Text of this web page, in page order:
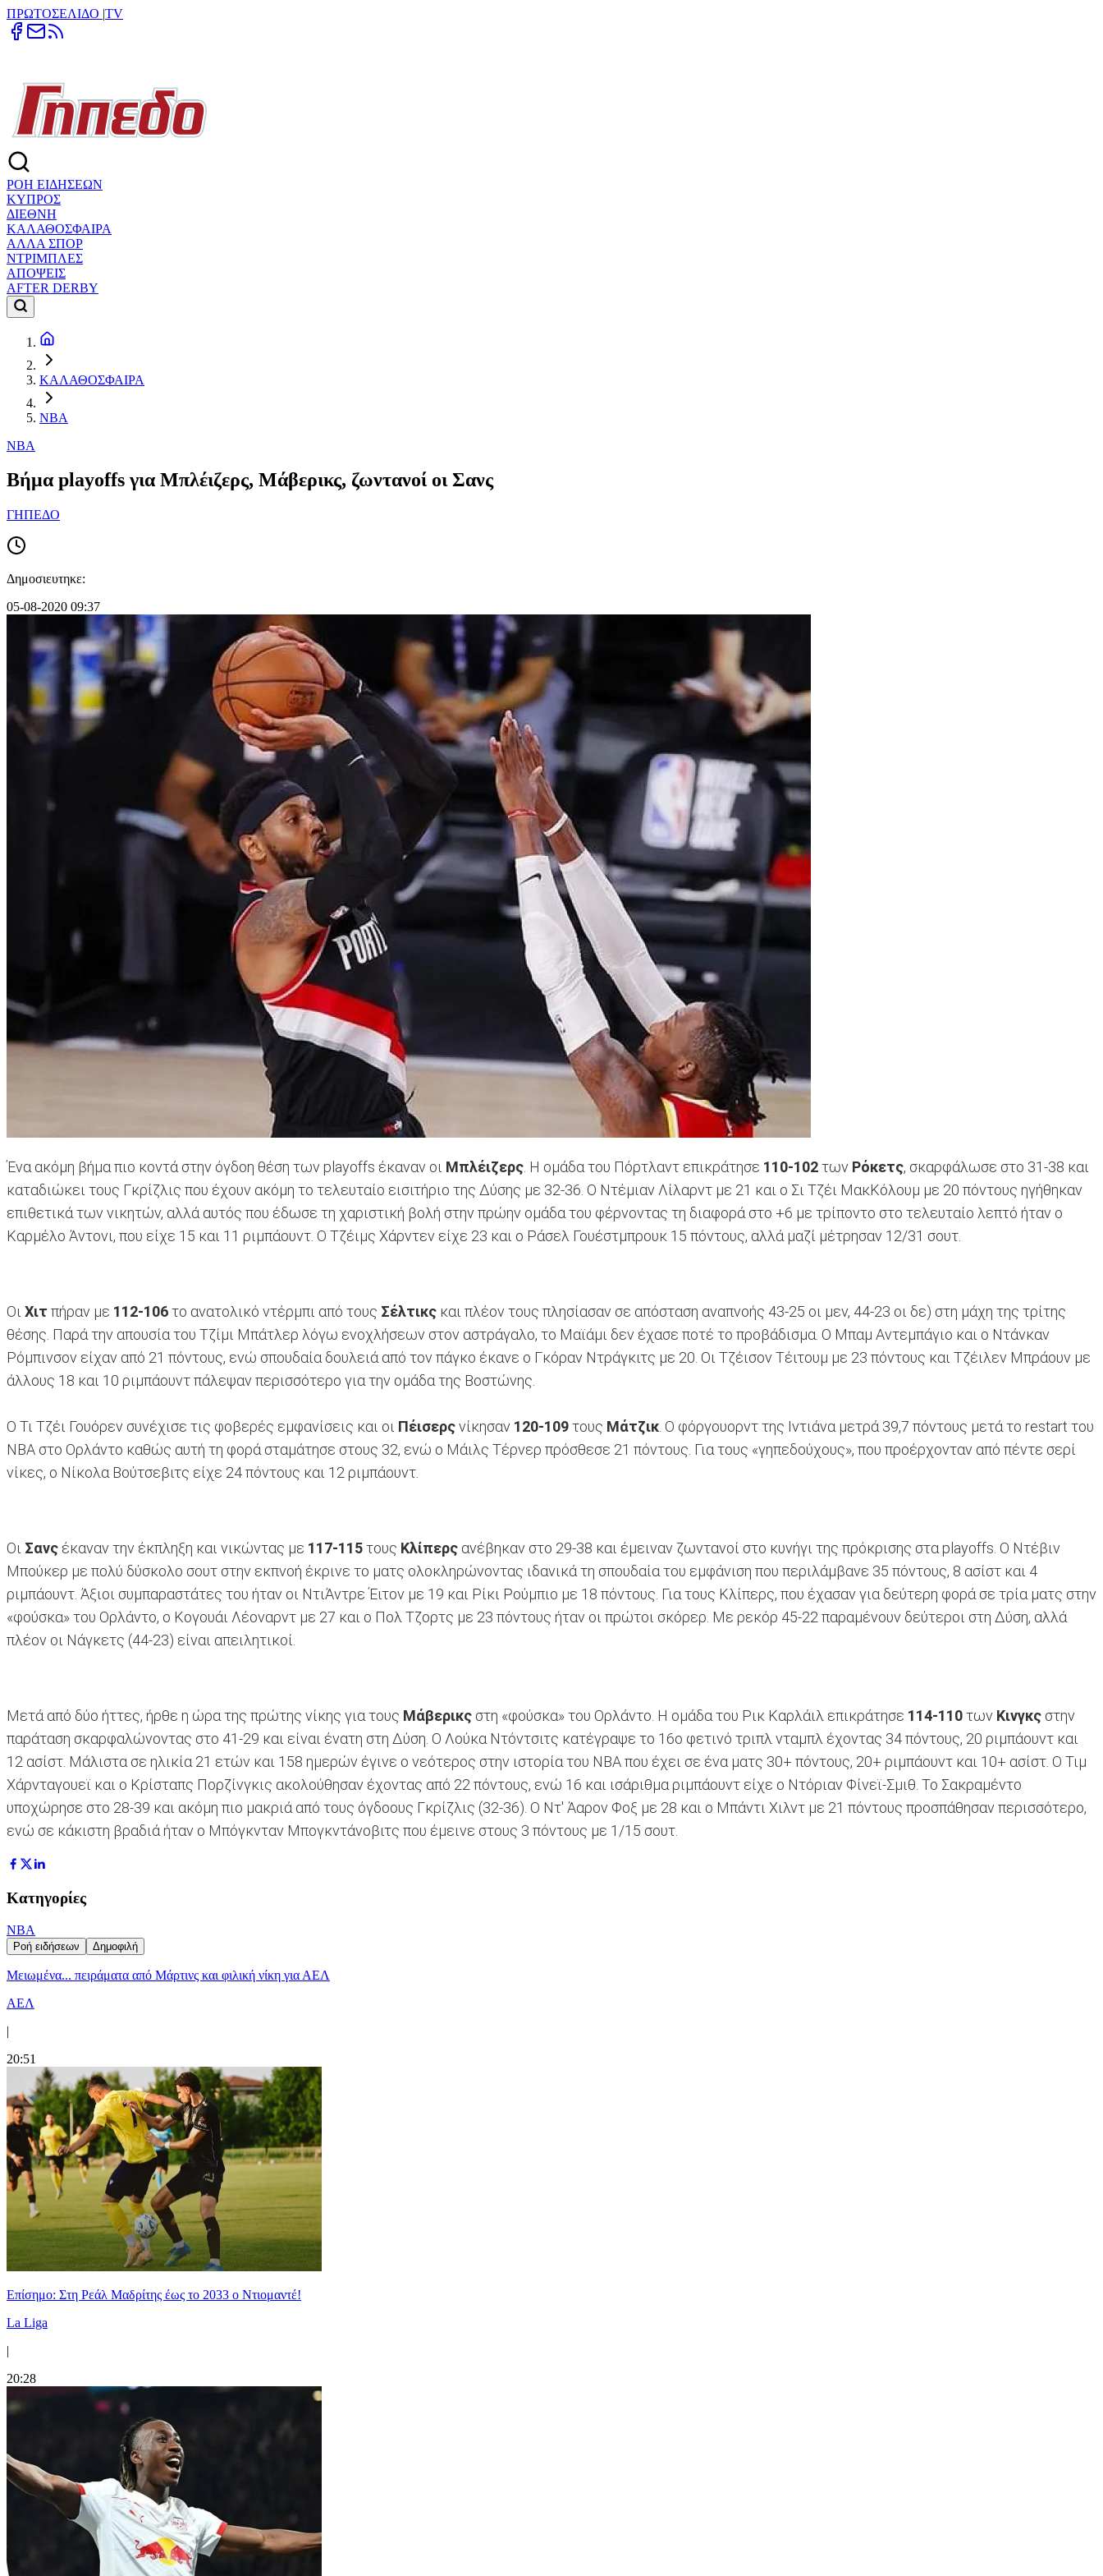
ΠΡΩΤΟΣΕΛΙΔΟ |TV
ΡΟΗ ΕΙΔΗΣΕΩΝ
ΚΥΠΡΟΣ
ΔΙΕΘΝΗ
ΚΑΛΑΘΟΣΦΑΙΡΑ
ΑΛΛΑ ΣΠΟΡ
ΝΤΡΙΜΠΛΕΣ
ΑΠΟΨΕΙΣ
AFTER DERBY
ΚΑΛΑΘΟΣΦΑΙΡΑ
NBA
NBA
Βήμα playoffs για Μπλέιζερς, Μάβερικς, ζωντανοί οι Σανς
ΓΗΠΕΔΟ
Δημοσιευτηκε:
05-08-2020 09:37
Ένα ακόμη βήμα πιο κοντά στην όγδοη θέση των playoffs έκαναν οι Μπλέιζερς. Η ομάδα του Πόρτλαντ επικράτησε 110-102των Ρόκετς, σκαρφάλωσε στο 31-38 και
καταδιώκει τους Γκρίζλις που έχουν ακόμη το τελευταίο εισιτήριο της Δύσης με 32-36. Ο Ντέμιαν Λίλαρντ με 21 και ο Σι Τζέι ΜακΚόλουμ με 20 πόντους ηγήθηκαν
επιθετικά των νικητών, αλλά αυτός που έδωσε τη χαριστική βολή στην πρώην ομάδα του φέρνοντας τη διαφορά στο +6 με τρίποντο στο τελευταίο λεπτό ήταν ο
Καρμέλο Άντονι, που είχε 15 και 11 ριμπάουντ. Ο Τζέιμς Χάρντεν είχε 23 και ο Ράσελ Γουέστμπρουκ 15 πόντους, αλλά μαζί μέτρησαν 12/31 σουτ.
Οι Χιτ πήραν με 112-106το ανατολικό ντέρμπι από τους Σέλτικς και πλέον τους πλησίασαν σε απόσταση αναπνοής 43-25 οι μεν, 44-23 οι δε) στη μάχη της τρίτης
θέσης. Παρά την απουσία του Τζίμι Μπάτλερ λόγω ενοχλήσεων στον αστράγαλο, το Μαϊάμι δεν έχασε ποτέ το προβάδισμα. Ο Μπαμ Αντεμπάγιο και ο Ντάνκαν
Ρόμπινσον είχαν από 21 πόντους, ενώ σπουδαία δουλειά από τον πάγκο έκανε ο Γκόραν Ντράγκιτς με 20. Οι Τζέισον Τέιτουμ με 23 πόντους και Τζέιλεν Μπράουν με
άλλους 18 και 10 ριμπάουντ πάλεψαν περισσότερο για την ομάδα της Βοστώνης.
Ο Τι Τζέι Γουόρεν συνέχισε τις φοβερές εμφανίσεις και οι Πέισερςνίκησαν 120-109τους Μάτζικ. Ο φόργουορντ της Ιντιάνα μετρά 39,7 πόντους μετά το restart του
ΝΒΑ στο Ορλάντο καθώς αυτή τη φορά σταμάτησε στους 32, ενώ ο Μάιλς Τέρνερ πρόσθεσε 21 πόντους. Για τους «γηπεδούχους», που προέρχονταν από πέντε σερί
νίκες, ο Νίκολα Βούτσεβιτς είχε 24 πόντους και 12 ριμπάουντ.
Οι Σανς έκαναν την έκπληξη και νικώντας με 117-115τους Κλίπερς ανέβηκαν στο 29-38 και έμειναν ζωντανοί στο κυνήγι της πρόκρισης στα playoffs. Ο Ντέβιν
Μπούκερ με πολύ δύσκολο σουτ στην εκπνοή έκρινε το ματς ολοκληρώνοντας ιδανικά τη σπουδαία του εμφάνιση που περιλάμβανε 35 πόντους, 8 ασίστ και 4
ριμπάουντ. Άξιοι συμπαραστάτες του ήταν οι ΝτιΆντρε Έιτον με 19 και Ρίκι Ρούμπιο με 18 πόντους. Για τους Κλίπερς, που έχασαν για δεύτερη φορά σε τρία ματς στην
«φούσκα» του Ορλάντο, ο Κογουάι Λέοναρντ με 27 και ο Πολ Τζορτς με 23 πόντους ήταν οι πρώτοι σκόρερ. Με ρεκόρ 45-22 παραμένουν δεύτεροι στη Δύση, αλλά
πλέον οι Νάγκετς (44-23) είναι απειλητικοί.
Μετά από δύο ήττες, ήρθε η ώρα της πρώτης νίκης για τους Μάβερικς στη «φούσκα» του Ορλάντο. Η ομάδα του Ρικ Καρλάιλ επικράτησε 114-110των Κινγκς στην
παράταση σκαρφαλώνοντας στο 41-29 και είναι ένατη στη Δύση. Ο Λούκα Ντόντσιτς κατέγραψε το 16ο φετινό τριπλ νταμπλ έχοντας 34 πόντους, 20 ριμπάουντ και
12 ασίστ. Μάλιστα σε ηλικία 21 ετών και 158 ημερών έγινε ο νεότερος στην ιστορία του ΝΒΑ που έχει σε ένα ματς 30+ πόντους, 20+ ριμπάουντ και 10+ ασίστ. Ο Τιμ
Χάρνταγουεϊ και ο Κρίσταπς Πορζίνγκις ακολούθησαν έχοντας από 22 πόντους, ενώ 16 και ισάριθμα ριμπάουντ είχε ο Ντόριαν Φίνεϊ-Σμιθ. Το Σακραμέντο
υποχώρησε στο 28-39 και ακόμη πιο μακριά από τους όγδοους Γκρίζλις (32-36). Ο Ντ' Άαρον Φοξ με 28 και ο Μπάντι Χιλντ με 21 πόντους προσπάθησαν περισσότερο,
ενώ σε κάκιστη βραδιά ήταν ο Μπόγκνταν Μπογκντάνοβιτς που έμεινε στους 3 πόντους με 1/15 σουτ.
Κατηγορίες
NBA
Ροή ειδήσεων Δημοφιλή
Μειωμένα... πειράματα από Μάρτινς και φιλική νίκη για ΑΕΛ
ΑΕΛ
|
20:51
Επίσημο: Στη Ρεάλ Μαδρίτης έως το 2033 ο Ντιομαντέ!
La Liga
|
20:28